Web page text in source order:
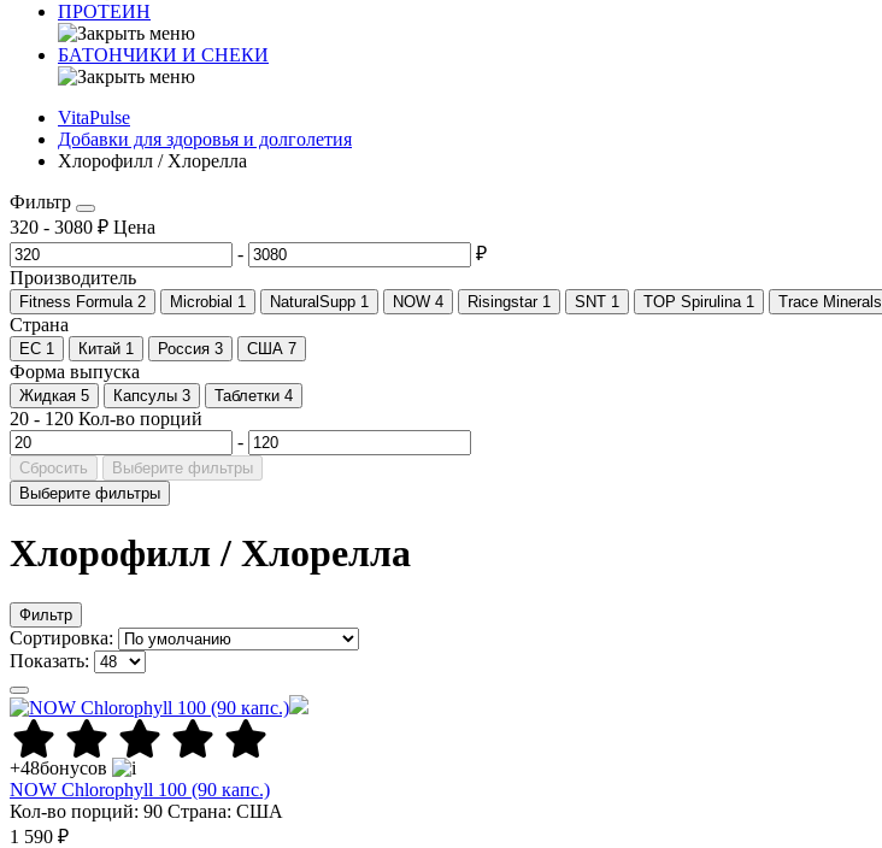
ПРОТЕИН
БАТОНЧИКИ И СНЕКИ
VitaPulse
Добавки для здоровья и долголетия
Хлорофилл / Хлорелла
Фильтр
320 - 3080 ₽ Цена
-
₽
Производитель
Fitness Formula 2 Microbial 1 NaturalSupp 1 NOW 4 Risingstar 1 SNT 1 TOP Spirulina 1 Trace Minerals
Страна
ЕС 1 Китай 1 Россия 3 США 7
Форма выпуска
Жидкая 5 Капсулы 3 Таблетки 4
20 - 120 Кол-во порций
-
Сбросить
Выберите фильтры
Выберите фильтры
Хлорофилл / Хлорелла
Фильтр
Сортировка:
Показать:
+48бонусов
NOW Chlorophyll 100 (90 капс.)
Кол-во порций: 90 Страна: США
1 590 ₽